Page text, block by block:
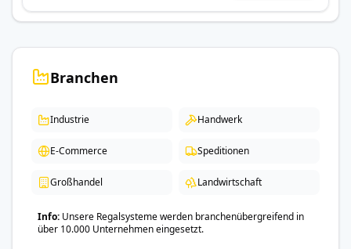
Branchen
Industrie Handwerk
E-Commerce Speditionen
Großhandel Landwirtschaft
Info Unsere Regalsysteme werden branchenübergreifend in
über 10.000 Unternehmen eingesetzt.